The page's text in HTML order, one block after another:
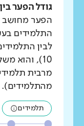
גודל הפער
הפער מחושב
לבין
10), והוא
מהתלמידים).
תלמידים